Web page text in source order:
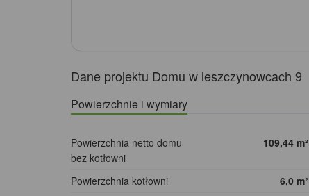
Dane projektu Domu w leszczynowcach 9
Powierzchnie i wymiary
Powierzchnia netto domu
bez kotłowni
109,44 m²
Powierzchnia kotłowni 6,0 m²